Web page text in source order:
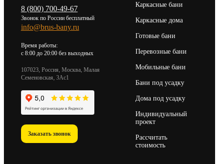
8 (800) 700-49-67
Звонок по России бесплатный
info@brus-bany.ru
Время работы:
c 8:00 до 20:00 без выходных
107023, Россия, Москва, Малая
Семеновская, 3Ас1
Заказать звонок
Каркасные бани
Каркасные дома
Готовые бани
Перевозные бани
Мобильные бани
Бани под усадку
Дома под усадку
Индивидуальный
проект
Рассчитать
стоимость